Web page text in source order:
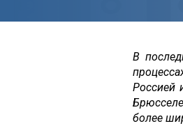
В
Россией
более